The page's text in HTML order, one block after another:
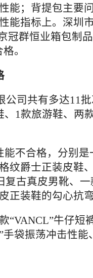
能；背提包主要
能指标上。深圳
冠群恒业箱包制
。
司共有多达11批
1款旅游鞋、两
不合格，分别是
纹爵士正装皮鞋
复古真皮男靴、
正装鞋的勾心抗
牛仔短
手袋振荡冲击性